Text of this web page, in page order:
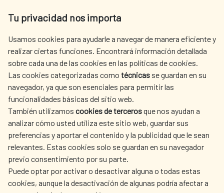
Tu privacidad nos importa
Usamos cookies para ayudarle a navegar de manera eficiente y
realizar ciertas funciones. Encontrará información detallada
sobre cada una de las cookies en las políticas de cookies.
Las cookies categorizadas como técnicas se guardan en su
navegador, ya que son esenciales para permitir las
funcionalidades básicas del sitio web.
También utilizamos cookies de tercerosque nos ayudan a
analizar cómo usted utiliza este sitio web, guardar sus
preferencias y aportar el contenido y la publicidad que le sean
relevantes. Estas cookies solo se guardan en su navegador
previo consentimiento por su parte.
Puede optar por activar o desactivar alguna o todas estas
cookies, aunque la desactivación de algunas podría afectar a
Av. Reyes Católicos 4 - 28040 Madrid
centro.informacion@aecid.es
LA AECID
DÓNDE COOPERAMOS
ACCIÓN HUMANITARIA
SALA DE PRENSA
CULTURA Y CIENCIA
BIBLIOTECA
NUESTRAS REDES SOCIALES